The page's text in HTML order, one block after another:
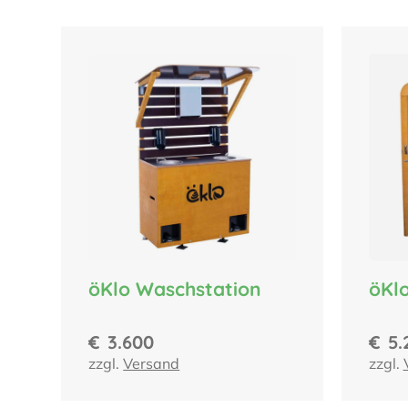
öKlo Waschstation
€ 3.600
zzgl.Versand
€
zzgl.